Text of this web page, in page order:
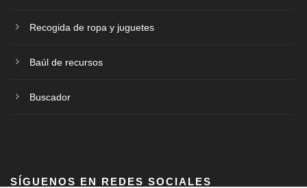
Recogida de ropa y juguetes
Baúl de recursos
Buscador
SÍGUENOS EN REDES SOCIALES